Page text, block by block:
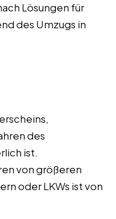
Lösungen für
des Umzugs in
des
ist.
von größeren
oder LKWs ist von